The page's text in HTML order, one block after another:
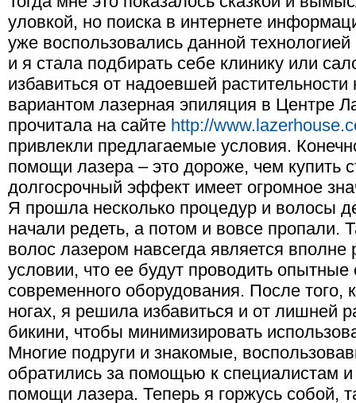
уловкой, но поиска в интернете
уже воспользовались данной
и я стала подбирать себе клинику или
избавиться от надоевшей
вариантом лазерная эпиляция в Центре
прочитала на сайте http://
привлекли предлагаемые условия.
помощи лазера – это дороже, чем купить
долгосрочный эффект имеет огромное
Я прошла несколько процедур и волосы
начали редеть, а потом и вовсе пропали.
волос лазером навсегда является
условии, что ее будут проводить
современного оборудования. После того,
ногах, я решила избавиться и от лишней
бикини, чтобы минимизировать
Многие подруги и знакомые,
обратились за помощью к специалистам
помощи лазера. Теперь я горжусь собой,